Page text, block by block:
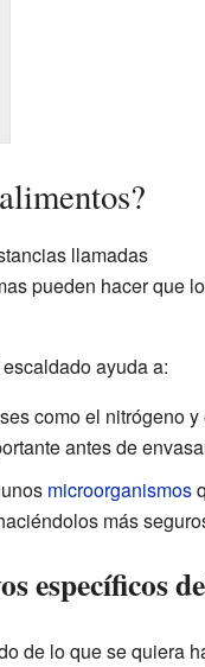
llamadas
pueden hacer que
ayuda a:
como el nitrógeno
antes de
microorganismos
más
específicos
de lo que se quiera